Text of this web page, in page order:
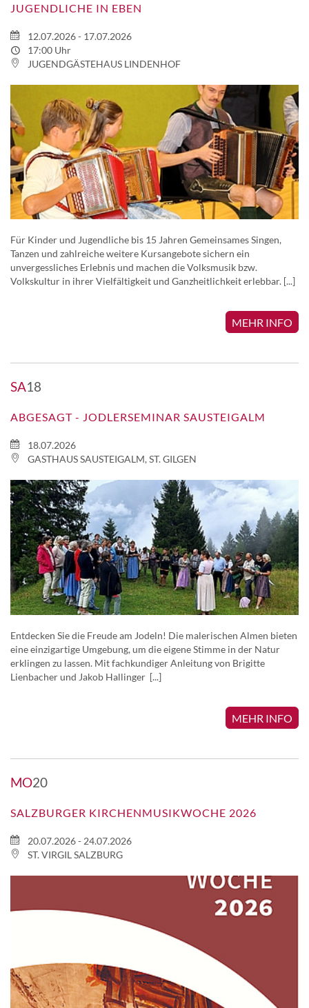
JUGENDLICHE IN EBEN
12.07.2026 - 17.07.2026
17:00 Uhr
JUGENDGÄSTEHAUS LINDENHOF
Für Kinder und Jugendliche bis 15 Jahren Gemeinsames Singen,
Tanzen und zahlreiche weitere Kursangebote sichern ein
unvergessliches Erlebnis und machen die Volksmusik bzw.
Volkskultur in ihrer Vielfältigkeit und Ganzheitlichkeit erlebbar. [...]
MEHR INFO
SA18
ABGESAGT - JODLERSEMINAR SAUSTEIGALM
18.07.2026
GASTHAUS SAUSTEIGALM, ST. GILGEN
Entdecken Sie die Freude am Jodeln! Die malerischen Almen bieten
eine einzigartige Umgebung, um die eigene Stimme in der Natur
erklingen zu lassen. Mit fachkundiger Anleitung von Brigitte
Lienbacher und Jakob Hallinger [...]
MEHR INFO
MO20
SALZBURGER KIRCHENMUSIKWOCHE 2026
20.07.2026 - 24.07.2026
ST. VIRGIL SALZBURG